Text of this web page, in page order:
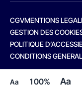
Aa 100% Aa
CGVMENTIONS
GESTION DES
POLITIQUE
CONDITIONS